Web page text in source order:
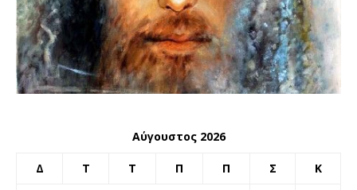
Αύγουστος 2026
Δ Τ Τ Π Π Σ Κ